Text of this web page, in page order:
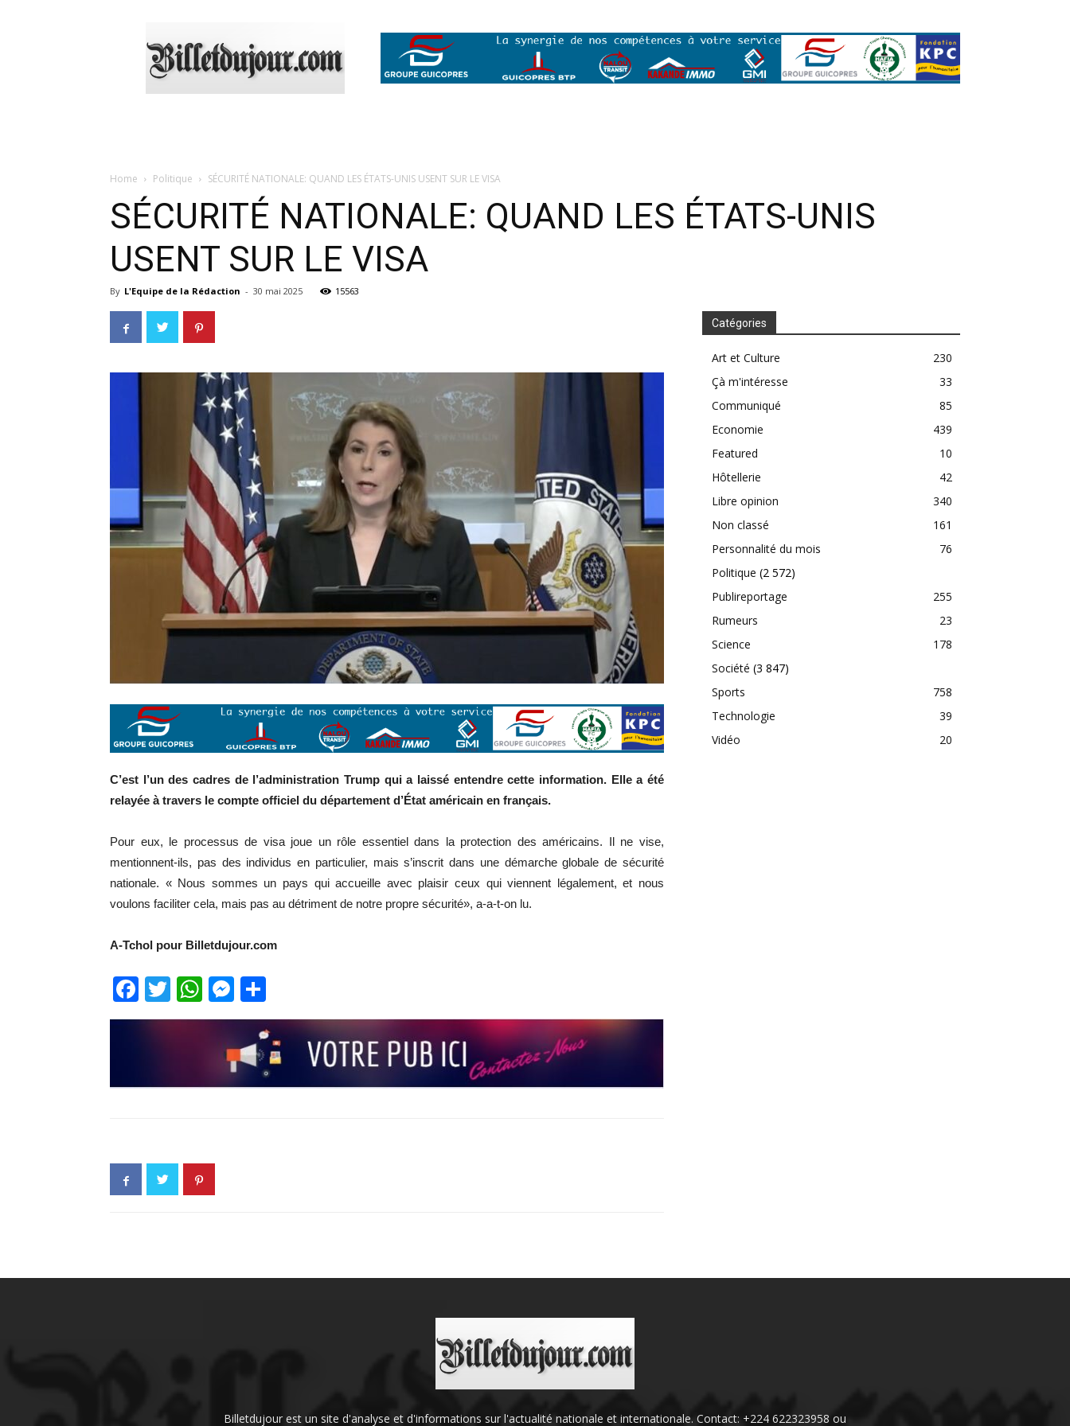
Home Politique SÉCURITÉ NATIONALE: QUAND LES ÉTATS-UNIS USENT SUR LE VISA
SÉCURITÉ NATIONALE: QUAND LES ÉTATS-UNIS
USENT SUR LE VISA
By L'Equipe de la Rédaction - 30 mai 2025 15563
C’est l’un des cadres de l’administration Trump qui a laissé entendre cette information. Elle a été
relayée à travers le compte officiel du département d’État américain en français.
Pour eux, le processus de visa joue un rôle essentiel dans la protection des américains. Il ne vise,
mentionnent-ils, pas des individus en particulier, mais s’inscrit dans une démarche globale de sécurité
nationale. « Nous sommes un pays qui accueille avec plaisir ceux qui viennent légalement, et nous
voulons faciliter cela, mais pas au détriment de notre propre sécurité», a-a-t-on lu.
A-Tchol pour Billetdujour.com
Facebook
TwitterWhatsApp
Messenger
Catégories
Art et Culture
230
Çà m'intéresse
33
Communiqué
85
Economie
439
Featured
10
Hôtellerie
42
Libre opinion
340
Non classé
161
Personnalité du mois
76
Politique (2 572)
Publireportage
255
Rumeurs
23
Science
178
Société (3 847)
Sports
758
Technologie
39
Vidéo
20
Billetdujour est un site d'analyse et d'informations sur l'actualité nationale et internationale. Contact: +224 622323958 ou